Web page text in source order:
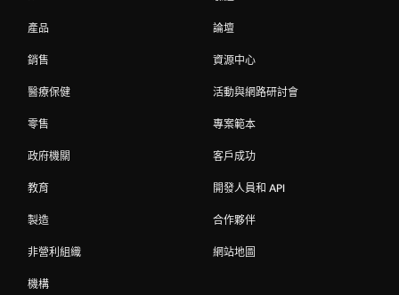
產品
銷售
醫療保健
零售
政府機關
教育
製造
非營利組織
機構
論壇
資源中心
活動與網路研討會
專案範本
客戶成功
開發人員和 API
合作夥伴
網站地圖